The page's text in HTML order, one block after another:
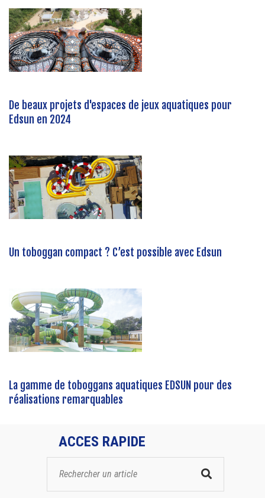
De beaux projets d'espaces de jeux aquatiques pour
Edsun en 2024
Un toboggan compact ? C’est possible avec Edsun
La gamme de toboggans aquatiques EDSUN pour des
réalisations remarquables
ACCES RAPIDE